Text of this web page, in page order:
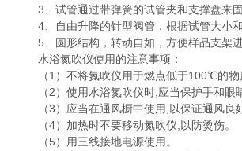
3、试管通过带弹簧的试管夹和支撑盘来
4、自由升降的针型阀管，根据试管大小和
5、圆形结构，转动自如，方便样品支架进
水浴氮吹仪使用的注意事项：
（1）不将氮吹仪用于燃点低于100℃的物
（2）使用水浴氮吹仪时,应当保护手和眼睛
（3）应当在通风橱中使用,以保证通风良好
（4）加热时不要移动氮吹仪,以防烫伤。
（5）用三线接地电源使用。